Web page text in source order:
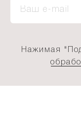
Нажимая